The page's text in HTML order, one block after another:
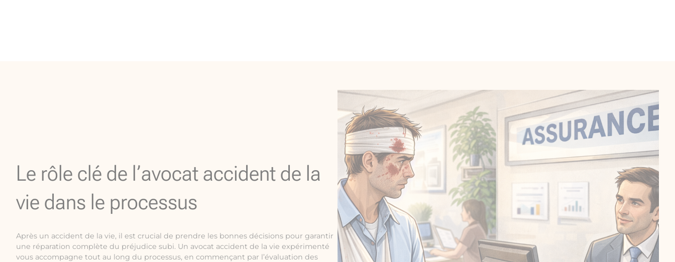
Le rôle clé de l’avocat accident de la
vie dans le processus
Après un accident de la vie, il est crucial de prendre les bonnes décisions pour garantir
une réparation complète du préjudice subi. Un avocat accident de la vie expérimenté
vous accompagne tout au long du processus, en commençant par l’évaluation des